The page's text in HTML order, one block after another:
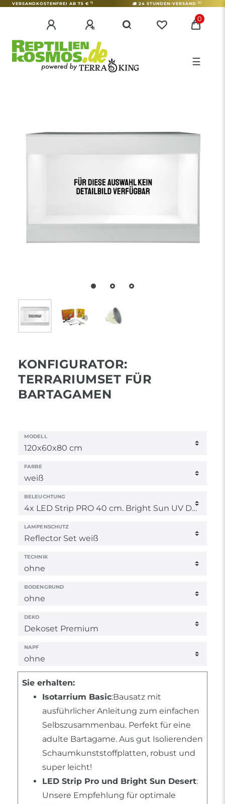
VERSANDKOSTENFREI AB 75 € 1) 24 STUNDEN-VERSAND 2)
0
☰
KONFIGURATOR:
TERRARIUMSET FÜR
BARTAGAMEN
MODELL
FARBE
BELEUCHTUNG
LAMPENSCHUTZ
TECHNIK
BODENGRUND
DEKO
NAPF
Sie erhalten:
Isotarrium Basic:Bausatz mit
ausführlicher Anleitung zum einfachen
Selbszusammenbau. Perfekt für eine
adulte Bartagame. Aus gut Isolierenden
Schaumkunststoffplatten, robust und
super leicht!
LED Strip Pro und Bright Sun Desert:
Unsere Empfehlung für optimale